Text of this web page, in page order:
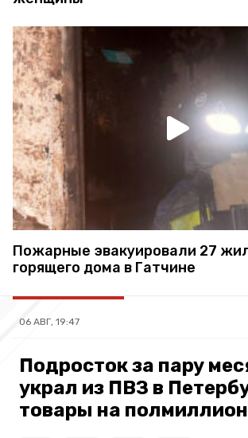
Пожарные эвакуировали 27
горящего дома в Гатчине
06 АВГ, 19:47
Подросток за пару
украл из ПВЗ в
товары на